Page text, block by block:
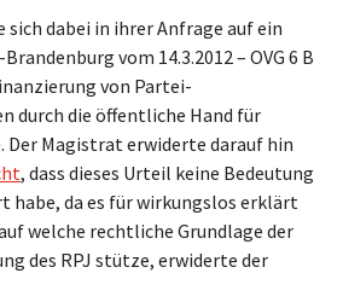
sich dabei in ihrer Anfrage auf ein
vom 14.3.2012 – OVG 6 B
von Partei-
durch die öffentliche Hand für
Magistrat erwiderte darauf hin
, dass dieses Urteil keine Bedeutung
habe, da es für wirkungslos erklärt
welche rechtliche Grundlage der
des RPJ stütze, erwiderte der